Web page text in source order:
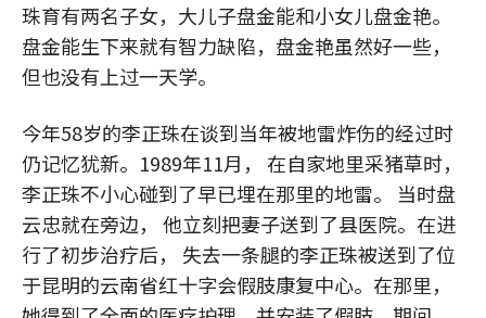
珠育有两名子女，大儿子盘金能和小女儿盘金艳。
盘金能生下来就有智力缺陷，盘金艳虽然好一些，
但也没有上过一天学。
今年58岁的李正珠在谈到当年被地雷炸伤的经过时
仍记忆犹新。1989年11月， 在自家地里采猪草时，
李正珠不小心碰到了早已埋在那里的地雷。 当时盘
云忠就在旁边， 他立刻把妻子送到了县医院。在进
行了初步治疗后， 失去一条腿的李正珠被送到了位
于昆明的云南省红十字会假肢康复中心。在那里，